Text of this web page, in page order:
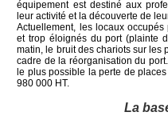
équipement est destiné aux
leur activité et la découverte de
Actuellement, les locaux
et trop éloignés du port (plainte
matin, le bruit des chariots sur les
cadre de la réorganisation du
le plus possible la perte de
980 000 HT.
La